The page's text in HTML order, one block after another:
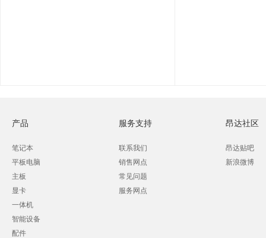
产品
笔记本
平板电脑
主板
显卡
一体机
智能设备
配件
服务支持
联系我们
销售网点
常见问题
服务网点
昂达社区
昂达贴吧
新浪微博